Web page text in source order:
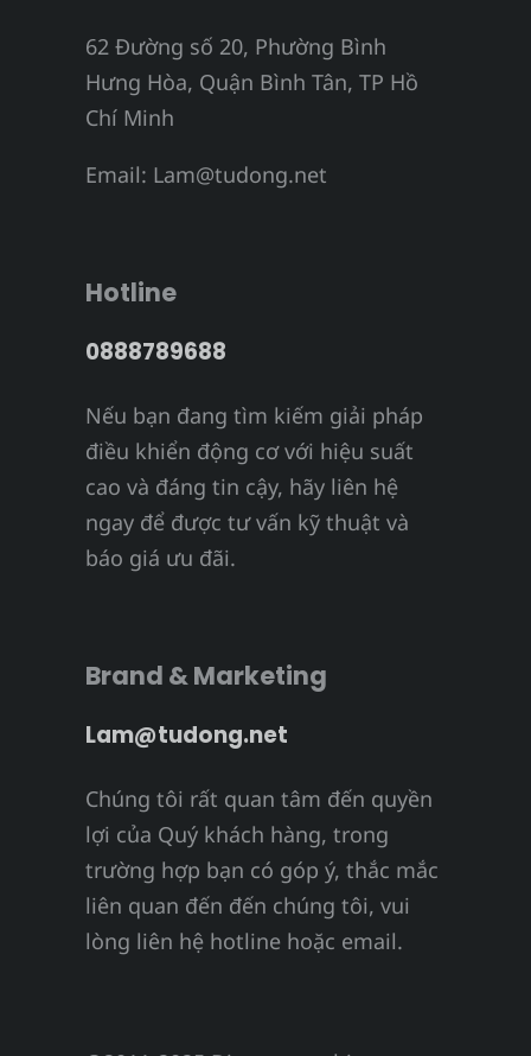
62 Đường số 20, Phường Bình
Hưng Hòa, Quận Bình Tân, TP Hồ
Chí Minh
Email: Lam@tudong.net
Hotline
0888789688
Nếu bạn đang tìm kiếm giải pháp
điều khiển động cơ với hiệu suất
cao và đáng tin cậy, hãy liên hệ
ngay để được tư vấn kỹ thuật và
báo giá ưu đãi.
Brand & Marketing
Lam@tudong.net
Chúng tôi rất quan tâm đến quyền
lợi của Quý khách hàng, trong
trường hợp bạn có góp ý, thắc mắc
liên quan đến đến chúng tôi, vui
lòng liên hệ hotline hoặc email.